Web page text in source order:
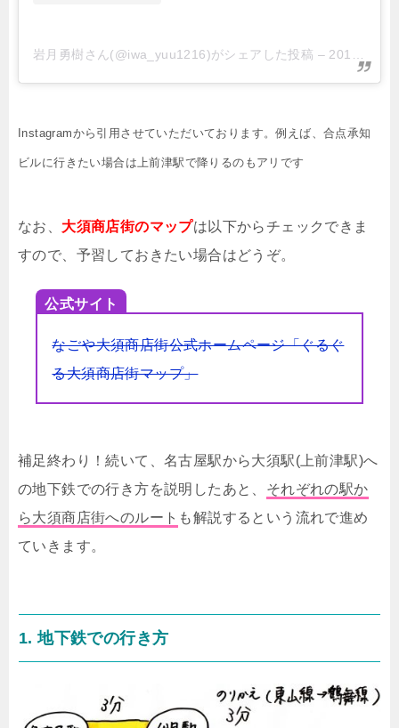
岩月勇樹さん(@iwa_yuu1216)がシェアした投稿 – 2018年11月月6日午前3時00分PST
Instagramから引用させていただいております。例えば、合点承知
ビルに行きたい場合は上前津駅で降りるのもアリです
なお、 大須商店街のマップは以下からチェックできま
すので、予習しておきたい場合はどうぞ。
公式サイト
なごや大須商店街公式ホームページ「ぐるぐ
る大須商店街マップ」
補足終わり！続いて、名古屋駅から大須駅(上前津駅)へ
の地下鉄での行き方を説明したあと、 それぞれの駅か
ら大須商店街へのルート も解説するという流れで進め
ていきます。
1. 地下鉄での行き方